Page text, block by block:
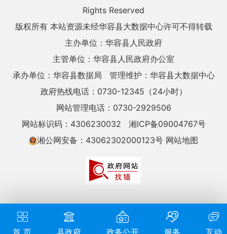
首 页 县政府 政务公开 服务 互动
Rights Reserved
版权所有 本站资源未经华容县大数据中心许可不得转载
主办单位：华容县人民政府
主管单位：华容县人民政府办公室
承办单位：华容县数据局
管理维护：华容县大数据中心
政府热线电话：0730-12345（24小时）
网站管理电话：0730-2929506
网站标识码：4306230032
湘ICP备09004767号
湘公网安备：43062302000123号 网站地图